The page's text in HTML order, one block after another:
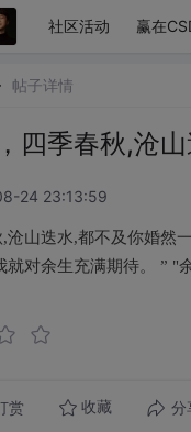
社区活动 赢在
帖子详情
四季春秋,沧
24 23:13:59
山迭水,都不及你婚然
对余生充满期待。 ” "
赏 收藏 分